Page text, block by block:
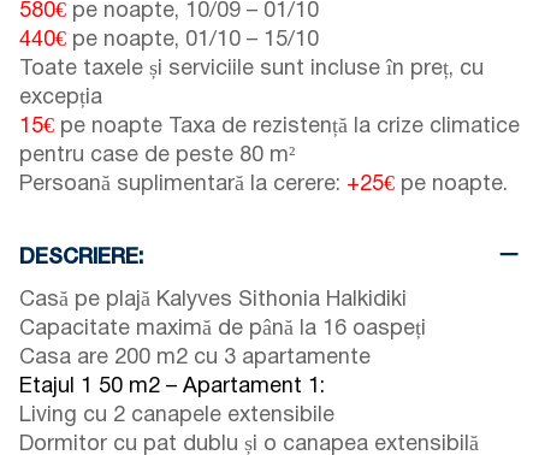
580€ pe noapte, 10/09 – 01/10
440€ pe noapte, 01/10 – 15/10
Toate taxele și serviciile sunt incluse în preț, cu
excepția
15€ pe noapte Taxa de rezistență la crize climatice
pentru case de peste 80 m²
Persoană suplimentară la cerere: +25€ pe noapte.
DESCRIERE:
Casă pe plajă Kalyves Sithonia Halkidiki
Capacitate maximă de până la 16 oaspeți
Casa are 200 m2 cu 3 apartamente
Etajul 1 50 m2 – Apartament 1:
Living cu 2 canapele extensibile
Dormitor cu pat dublu și o canapea extensibilă